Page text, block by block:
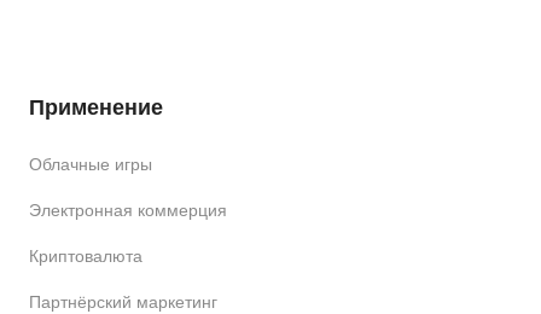
Применение
Облачные игры
Электронная коммерция
Криптовалюта
Партнёрский маркетинг